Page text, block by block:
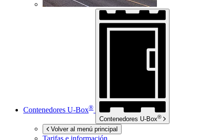
Contenedores U-Box®
Contenedores U-Box®
Volver al menú principal
Tarifas e información